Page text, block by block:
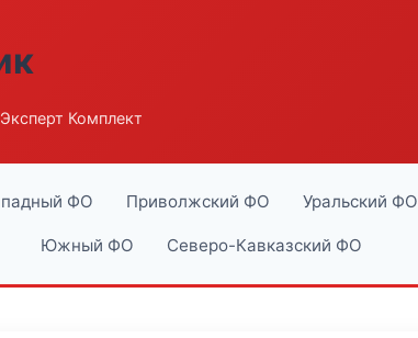
Комплект
ФО Приволжский ФО Уральский ФО
Южный ФО Северо-Кавказский ФО